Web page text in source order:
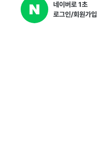
네이버로 1초
로그인/회원가입